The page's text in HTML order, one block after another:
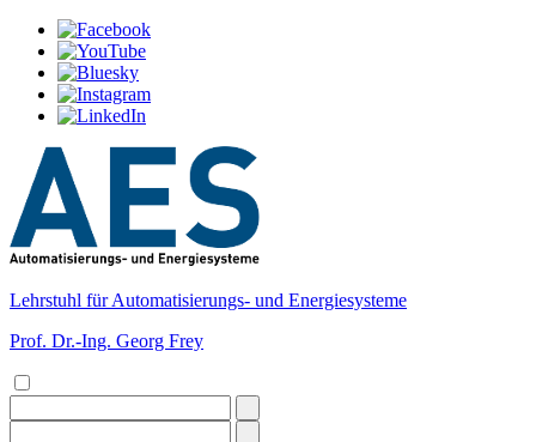
Lehrstuhl für Automatisierungs- und Energiesysteme
Prof. Dr.-Ing. Georg Frey